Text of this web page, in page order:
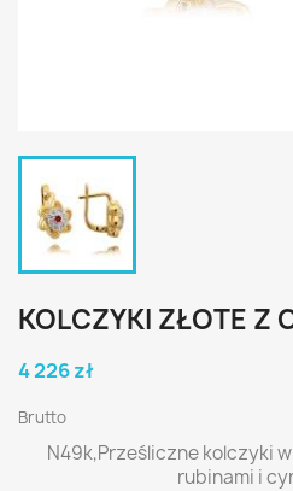
KOLCZYKI ZŁOTE Z
4 226 zł
Brutto
N49k,Prześliczne kolczyki
rubinami i